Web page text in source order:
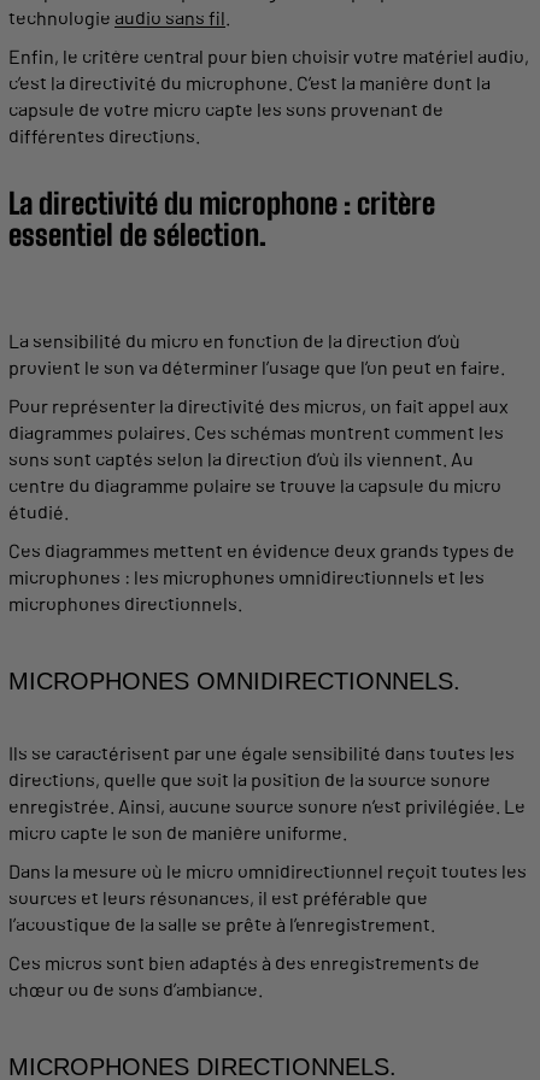
technologie audio sans fil.
Enfin, le critère central pour bien choisir votre matériel audio,
c’est la directivité du microphone. C’est la manière dont la
capsule de votre micro capte les sons provenant de
différentes directions.
La directivité du microphone : critère
essentiel de sélection.
La sensibilité du micro en fonction de la direction d’où
provient le son va déterminer l’usage que l’on peut en faire.
Pour représenter la directivité des micros, on fait appel aux
diagrammes polaires. Ces schémas montrent comment les
sons sont captés selon la direction d’où ils viennent. Au
centre du diagramme polaire se trouve la capsule du micro
étudié.
Ces diagrammes mettent en évidence deux grands types de
microphones : les microphones omnidirectionnels et les
microphones directionnels.
MICROPHONES OMNIDIRECTIONNELS.
Ils se caractérisent par une égale sensibilité dans toutes les
directions, quelle que soit la position de la source sonore
enregistrée. Ainsi, aucune source sonore n’est privilégiée. Le
micro capte le son de manière uniforme.
Dans la mesure où le micro omnidirectionnel reçoit toutes les
sources et leurs résonances, il est préférable que
l’acoustique de la salle se prête à l’enregistrement.
Ces micros sont bien adaptés à des enregistrements de
chœur ou de sons d’ambiance.
MICROPHONES DIRECTIONNELS.